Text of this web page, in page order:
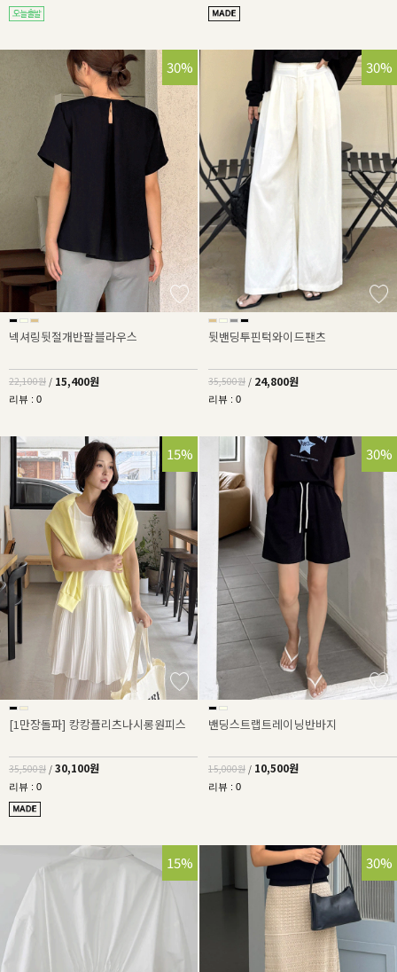
30%
넥셔링뒷절개반팔블라우스
22,100원 / 15,400원
리뷰 : 0
30%
뒷밴딩투핀턱와이드팬츠
35,500원 / 24,800원
리뷰 : 0
15%
[1만장돌파] 캉캉플리츠나시롱원피스
35,500원 / 30,100원
리뷰 : 0
30%
밴딩스트랩트레이닝반바지
15,000원 / 10,500원
리뷰 : 0
15% 30%